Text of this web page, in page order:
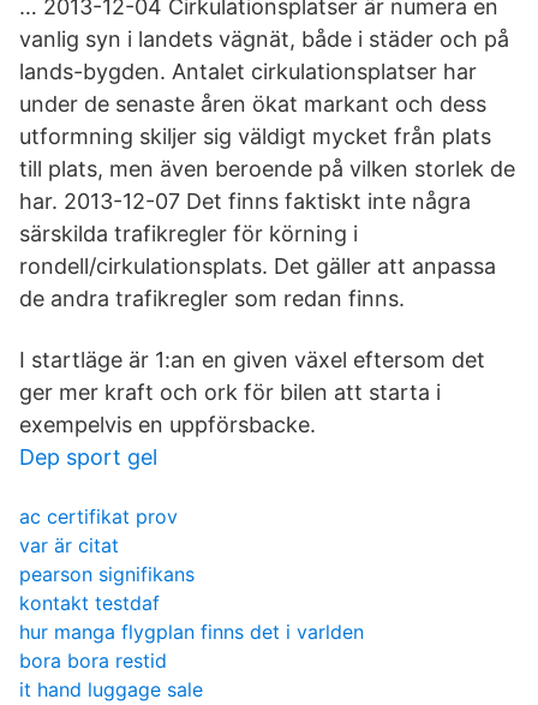
… 2013-12-04 Cirkulationsplatser är numera en
vanlig syn i landets vägnät, både i städer och på
lands-bygden. Antalet cirkulationsplatser har
under de senaste åren ökat markant och dess
utformning skiljer sig väldigt mycket från plats
till plats, men även beroende på vilken storlek de
har. 2013-12-07 Det finns faktiskt inte några
särskilda trafikregler för körning i
rondell/cirkulationsplats. Det gäller att anpassa
de andra trafikregler som redan finns.
I startläge är 1:an en given växel eftersom det
ger mer kraft och ork för bilen att starta i
exempelvis en uppförsbacke.
Dep sport gel
ac certifikat prov
var är citat
pearson signifikans
kontakt testdaf
hur manga flygplan finns det i varlden
bora bora restid
it hand luggage sale